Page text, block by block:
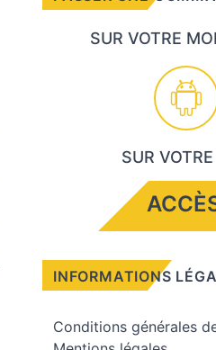
SUR VOTRE
SUR
INFORMATIONS
Conditions générales